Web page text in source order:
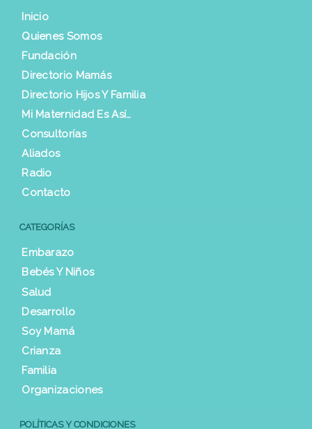
Inicio
Quienes Somos
Fundación
Directorio Mamás
Directorio Hijos Y Familia
Mi Maternidad Es Así…
Consultorías
Aliados
Radio
Contacto
CATEGORÍAS
Embarazo
Bebés Y Niños
Salud
Desarrollo
Soy Mamá
Crianza
Familia
Organizaciones
POLÍTICAS Y CONDICIONES